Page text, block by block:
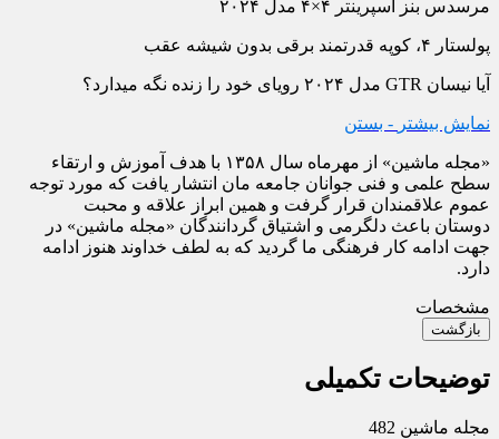
مرسدس بنز اسپرینتر ۴×۴ مدل ۲۰۲۴
پولستار ۴، کوپه قدرتمند برقی بدون شیشه عقب
آیا نیسان GTR مدل ۲۰۲۴ رویای خود را زنده نگه می‏دارد؟
نمایش بیشتر - بستن
«مجله ماشین» از مهرماه سال ۱۳۵۸ با هدف آموزش و ارتقاء
سطح علمی و فنی جوانان جامعه مان انتشار یافت که مورد توجه
عموم علاقمندان قرار گرفت و همین ابراز علاقه و محبت
دوستان باعث دلگرمی و اشتیاق گردانندگان «مجله ماشین» در
جهت ادامه کار فرهنگی ما گردید که به لطف خداوند هنوز ادامه
دارد.
مشخصات
بازگشت
توضیحات تکمیلی
مجله ماشین 482